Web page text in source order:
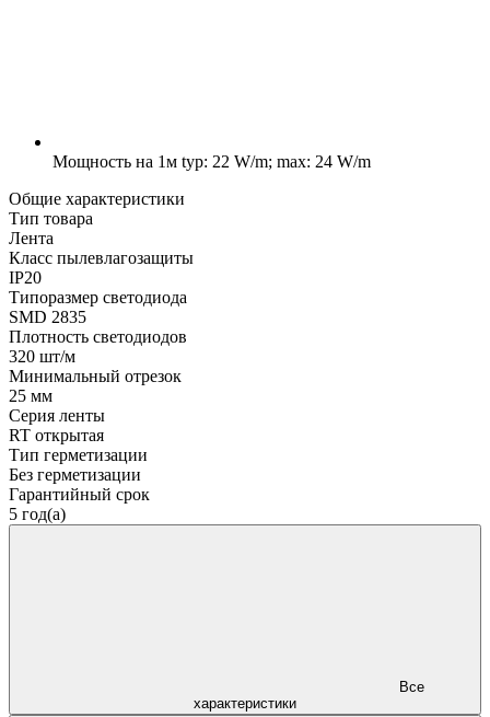
Мощность на 1м typ: 22 W/m; max: 24 W/m
Общие характеристики
Тип товара
Лента
Класс пылевлагозащиты
IP20
Типоразмер светодиода
SMD 2835
Плотность светодиодов
320 шт/м
Минимальный отрезок
25 мм
Серия ленты
RT открытая
Тип герметизации
Без герметизации
Гарантийный срок
5 год(а)
характеристики